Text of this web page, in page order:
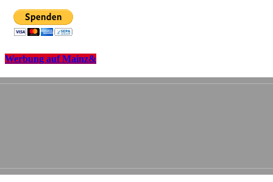
Werbung auf Mainz&